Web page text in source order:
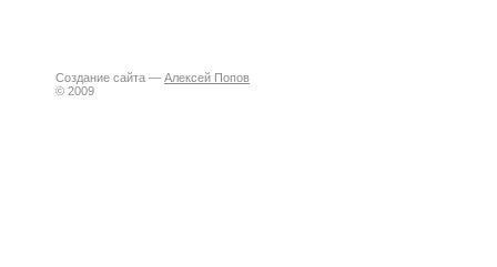
Создание сайта — Алексей Попов
© 2009